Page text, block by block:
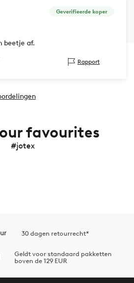
Geverifieerde koper
beetje af.
Rapport
favourites
#jotex
30 dagen retourrecht*
Geldt voor standaard pakketten
boven de 129 EUR